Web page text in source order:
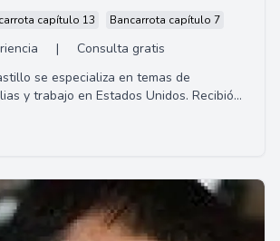
capítulo 13 Bancarrota capítulo 7
|
Consulta gratis
se especializa en temas de
y trabajo en Estados Unidos. Recibió